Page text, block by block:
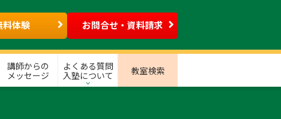
料体験 お問合せ・資料請求
講師からの
メッセージ
よくある質問
入塾について
教室検索